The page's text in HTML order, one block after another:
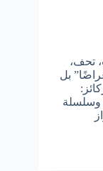
تحف،
بل
وسلسلة